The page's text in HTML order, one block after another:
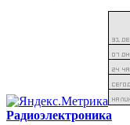
Радиоэлектроника